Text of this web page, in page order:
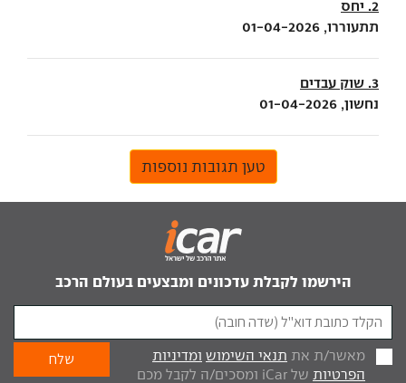
2. יחס
תתעוררו, 01-04-2026
3. שוק עבדים
נחשון, 01-04-2026
טען תגובות נוספות
הירשמו לקבלת עדכונים ומבצעים בעולם הרכב
מאשר/ת את תנאי השימוש ומדיניות
הפרטיות
של iCar ומסכים/ה לקבל מכם